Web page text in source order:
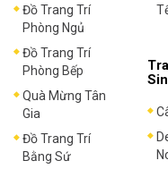
Đồ Trang Trí
Phòng Ngủ
Đồ Trang Trí
Phòng Bếp
Quà Mừng Tân
Gia
Đồ Trang Trí
Bằng Sứ